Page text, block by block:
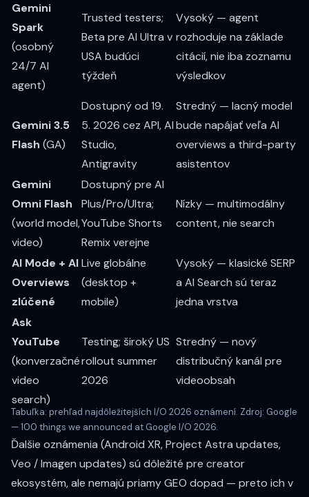
Gemini
Spark
(osobný
24/7 AI
agent)
Trusted testers;
Beta pre AI Ultra v
USA budúci
týždeň
Vysoký — agent
rozhoduje na základe
citácií, nie iba zoznamu
výsledkov
Gemini 3.5
Flash (GA)
Dostupný od 19.
5. 2026 cez API, AI
Studio,
Antigravity
Stredný — lacný model
bude napájať veľa AI
overviews a third-party
asistentov
Gemini
Omni Flash
(world model,
video)
Dostupný pre AI
Plus/Pro/Ultra;
YouTube Shorts
Remix verejne
Nízky — multimodálny
content, nie search
AI Mode + AI
Overviews
zlúčené
Live globálne
(desktop +
mobile)
Vysoký — klasické SERP
a AI Search sú teraz
jedna vrstva
Ask
YouTube
(konverzačné
video
search)
Testing; široký US
rollout summer
2026
Stredný — nový
distribučný kanál pre
videoobsah
Tabuľka: prehľad najdôležitejších I/O 2026 oznámení. Zdroj: Google
— 100 things we announced at Google I/O 2026.
Ďalšie oznámenia (Android XR, Project Astra updates,
Veo / Imagen updates) sú dôležité pre creator
ekosystém, ale nemajú priamy GEO dopad — preto ich v